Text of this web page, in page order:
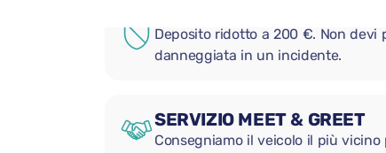
Deposito ridotto a 200 €. Non devi
danneggiata in un incidente.
SERVIZIO MEET & GREET
Consegniamo il veicolo il più